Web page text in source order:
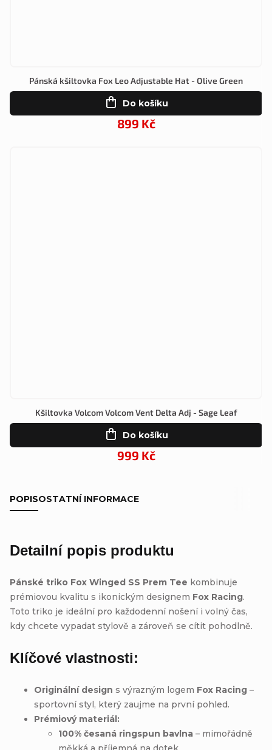
Pánská kšiltovka Fox Leo Adjustable Hat - Olive Green
899 Kč
Do košíku
Kšiltovka Volcom Volcom Vent Delta Adj - Sage Leaf
999 Kč
Do košíku
POPISOSTATNÍ INFORMACE
Detailní popis produktu
Pánské triko Fox Winged SS Prem Tee kombinuje
prémiovou kvalitu s ikonickým designem Fox Racing.
Toto triko je ideální pro každodenní nošení i volný čas,
kdy chcete vypadat stylově a zároveň se cítit pohodlně.
Klíčové vlastnosti:
Originální design s výrazným logem Fox Racing –
sportovní styl, který zaujme na první pohled.
Prémiový materiál:
100% česaná ringspun bavlna – mimořádně